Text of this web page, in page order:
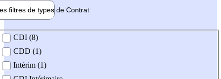
filtres de types de Contrat
contrat
CDI (8)
CDD (1)
Intérim (1)